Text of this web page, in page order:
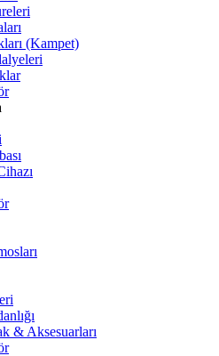
(Kampet)
& Aksesuarları